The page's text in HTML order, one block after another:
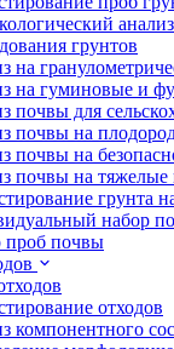
грунтов
на
на гуминовые и
почвы для
почвы на
почвы на
почвы на тяжелые
грунта
набор
проб почвы
отходов
компонентного